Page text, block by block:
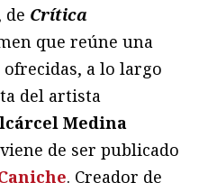
de Crítica
que reúne una
a lo largo
del artista
Medina
de ser publicado
. Creador de